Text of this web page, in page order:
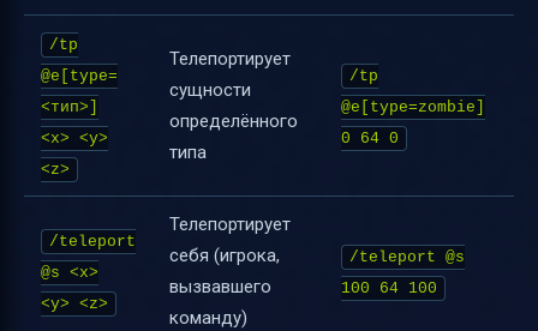
/tp
@e[type=
<тип>]
<x> <y>
<z>
Телепортирует
сущности
определённого
типа
/tp
@e[type=zombie]
0 64 0
/teleport
@s <x>
<y> <z>
Телепортирует
себя (игрока,
вызвавшего
команду)
/teleport @s
100 64 100